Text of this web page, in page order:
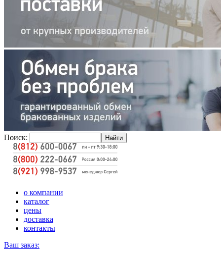
Поиск:
о компании
каталог
цены
доставка
контакты
Ваш заказ: